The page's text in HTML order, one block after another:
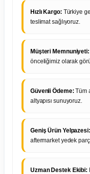
Hızlı Kargo: Türkiye
teslimat sağlıyoruz.
Müşteri Memnuniyeti:
önceliğimiz olarak
Güvenli Ödeme: Tüm
altyapısı sunuyoruz.
Geniş Ürün Yelpazesi:
aftermarket yedek
Uzman Destek Ekibi: